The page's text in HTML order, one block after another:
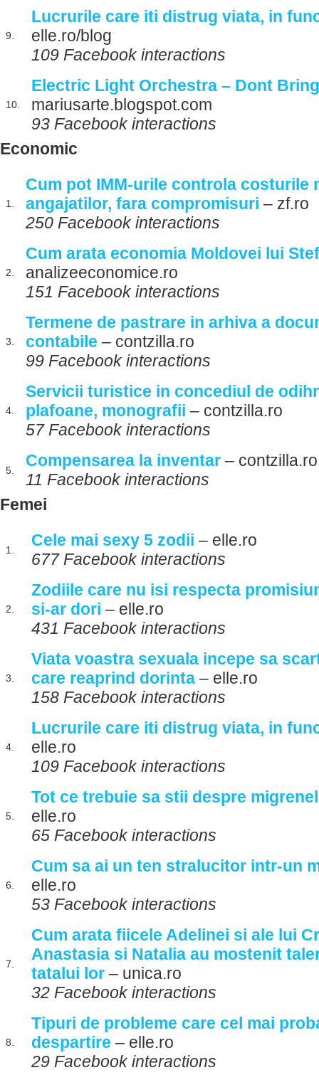
9.
Lucrurile care iti distrug viata, in
elle.ro/blog
109 Facebook interactions
10.
Electric Light Orchestra – Dont
mariusarte.blogspot.com
93 Facebook interactions
Economic
1.
Cum pot IMM-urile controla costurile
angajatilor, fara compromisuri – zf.ro
250 Facebook interactions
2.
Cum arata economia Moldovei lui
analizeeconomice.ro
151 Facebook interactions
3.
Termene de pastrare in arhiva a
contabile – contzilla.ro
99 Facebook interactions
4.
Servicii turistice in concediul de
plafoane, monografii – contzilla.ro
57 Facebook interactions
5.
Compensarea la inventar – contzilla.ro
11 Facebook interactions
Femei
1.
Cele mai sexy 5 zodii – elle.ro
677 Facebook interactions
2.
Zodiile care nu isi respecta
si-ar dori – elle.ro
431 Facebook interactions
3.
Viata voastra sexuala incepe sa
care reaprind dorinta – elle.ro
158 Facebook interactions
4.
Lucrurile care iti distrug viata, in
elle.ro
109 Facebook interactions
5.
Tot ce trebuie sa stii despre
elle.ro
65 Facebook interactions
6.
Cum sa ai un ten stralucitor intr-un
elle.ro
53 Facebook interactions
7.
Cum arata fiicele Adelinei si ale lui
Anastasia si Natalia au mostenit
tatalui lor – unica.ro
32 Facebook interactions
8.
Tipuri de probleme care cel mai
despartire – elle.ro
29 Facebook interactions